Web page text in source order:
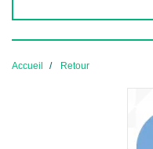
Accueil Retour